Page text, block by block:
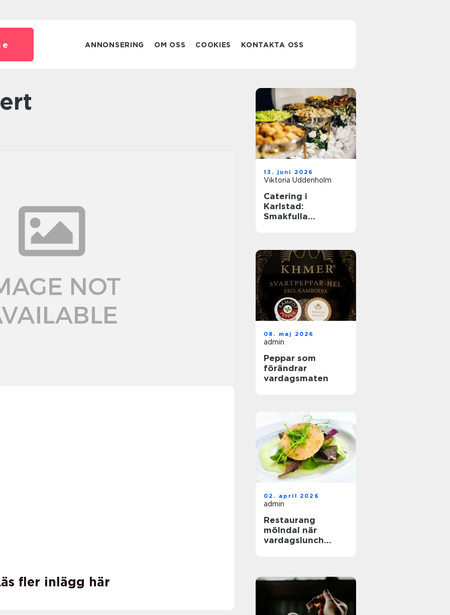
ANNONSERING OM OSS COOKIES KONTAKTA OSS
fler inlägg här
13. juni 2026
Viktoria Uddenholm
Catering i
Karlstad:
Smakfulla
08. maj 2026
admin
Peppar som
förändrar
vardagsmaten
02. april 2026
admin
Restaurang
mölndal när
vardagslunch